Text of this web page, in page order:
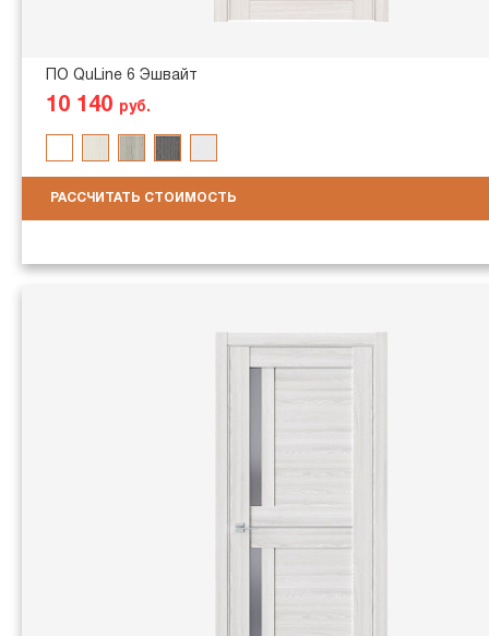
ПО QuLine 6 Эшвайт
10 140 руб.
РАССЧИТАТЬ СТОИМОСТЬ